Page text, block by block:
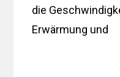
die
Erwärmung und